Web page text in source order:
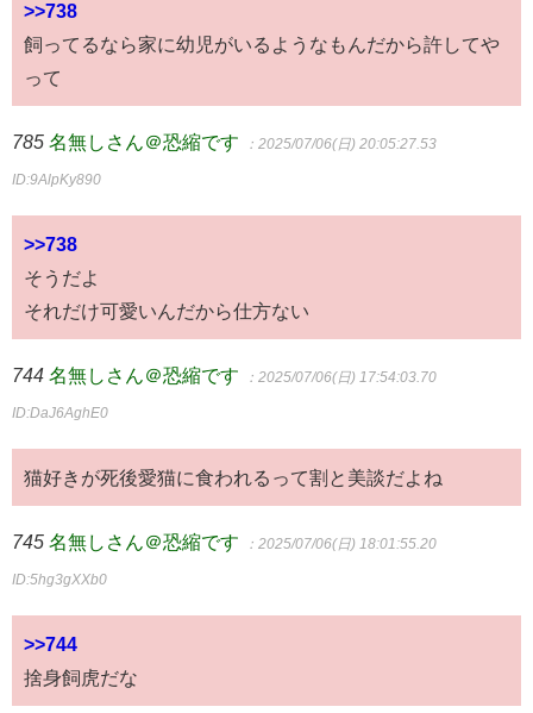
>>738
飼ってるなら家に幼児がいるようなもんだから許してや
って
785 名無しさん＠恐縮です ：2025/07/06(日) 20:05:27.53
ID:9AlpKy890
>>738
そうだよ
それだけ可愛いんだから仕方ない
744 名無しさん＠恐縮です ：2025/07/06(日) 17:54:03.70
ID:DaJ6AghE0
猫好きが死後愛猫に食われるって割と美談だよね
745 名無しさん＠恐縮です ：2025/07/06(日) 18:01:55.20
ID:5hg3gXXb0
>>744
捨身飼虎だな